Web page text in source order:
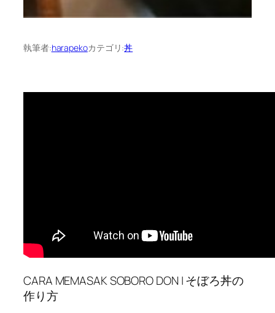
執筆者:harapekoカテゴリ:丼
CARA MEMASAK SOBORO DON | そぼろ丼の
作り方